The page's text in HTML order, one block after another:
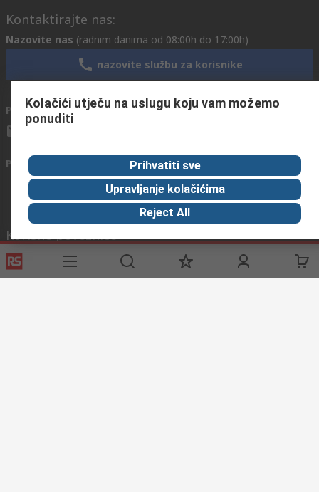
Kontaktirajte nas:
Nazovite nas (radnim danima od 08:00h do 17:00h)
nazovite službu za korisnike
Pošaljite nam email obično odgovaramo u roku od 24h
Povežite se s nama
Korisne poveznice
Usluge
Registrirajte
O RS-u
O RS-u
Industrijska
Industrijska Zona
Kolačići utječu na uslugu koju vam možemo
ponuditi
Prihvatiti sve
Upravljanje kolačićima
Reject All